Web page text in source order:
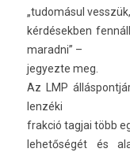
„tudomásul
kér­désekb­en
marad­ni” –
jegyez­te meg.
Az LMP
lenzéki
frak­ció tag­jai több
lehetőségét és